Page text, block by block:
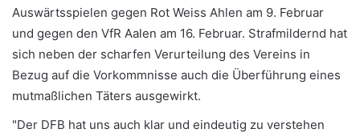
Auswärtsspielen gegen Rot Weiss Ahlen am 9. Februar
und gegen den VfR Aalen am 16. Februar. Strafmildernd hat
sich neben der scharfen Verurteilung des Vereins in
Bezug auf die Vorkommnisse auch die Überführung eines
mutmaßlichen Täters ausgewirkt.
"Der DFB hat uns auch klar und eindeutig zu verstehen